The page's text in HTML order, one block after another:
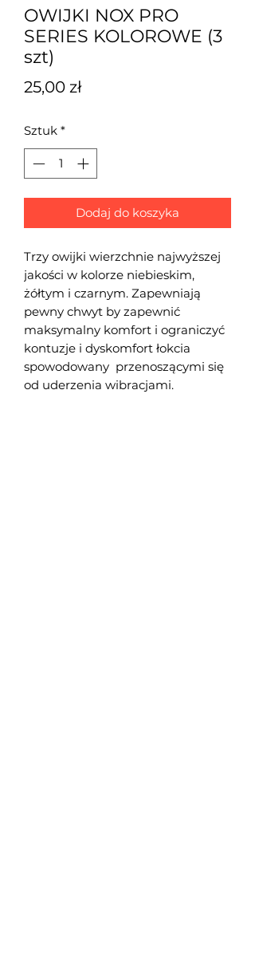
OWIJKI NOX PRO
SERIES KOLOROWE (3
szt)
25,00 złCena
Sztuk *
Dodaj do koszyka
Trzy owijki wierzchnie najwyższej
jakości w kolorze niebieskim,
żółtym i czarnym. Zapewniają
pewny chwyt by zapewnić
maksymalny komfort i ograniczyć
kontuzje i dyskomfort łokcia
spowodowany przenoszącymi się
od uderzenia wibracjami.